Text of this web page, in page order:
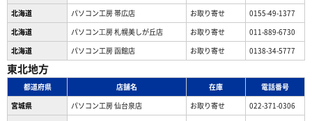
北海道
パソコン工房 帯広店 お取り寄せ
0155-49-1377
北海道
パソコン⼯房 札幌美しが丘店 お取り寄せ
011-889-6730
北海道
パソコン工房 函館店 お取り寄せ 0138-34-5777
東北地方
都道府県 店舗名 在庫
電話番号
宮城県
パソコン工房 仙台泉店 お取り寄せ
022-371-0306